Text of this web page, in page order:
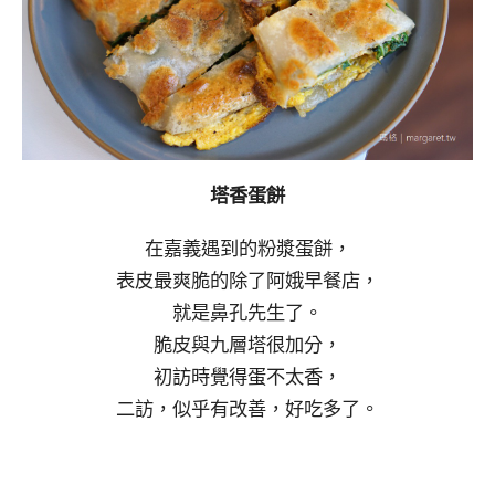
塔香蛋餅
在嘉義遇到的粉漿蛋餅，
表皮最爽脆的除了阿娥早餐店，
就是鼻孔先生了。
脆皮與九層塔很加分，
初訪時覺得蛋不太香，
二訪，似乎有改善，好吃多了。